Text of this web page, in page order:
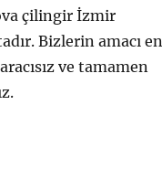
çilingir İzmir
Bizlerin amacı en
ve tamamen